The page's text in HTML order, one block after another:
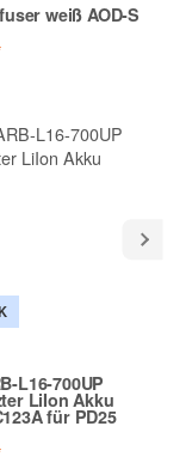
weiß AOD-S
L16-700UP
LiIon Akku
für PD25